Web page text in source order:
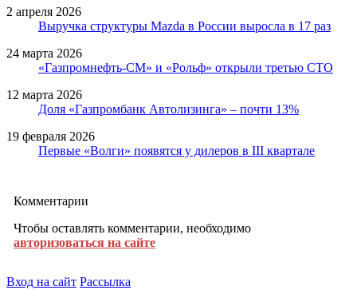
2 апреля 2026
Выручка структуры Mazda в России выросла в 17 раз
24 марта 2026
«Газпромнефть-СМ» и «Рольф» открыли третью СТО
12 марта 2026
Доля «Газпромбанк Автолизинга» – почти 13%
19 февраля 2026
Первые «Волги» появятся у дилеров в III квартале
Комментарии
Чтобы оставлять комментарии, необходимо
авторизоваться на сайте
Вход на сайт Рассылка